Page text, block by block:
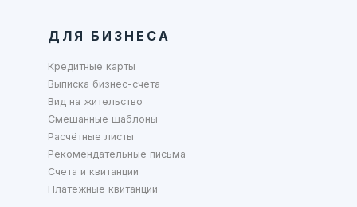
ДЛЯ БИЗНЕСА
Кредитные карты
Выписка бизнес-счета
Вид на жительство
Смешанные шаблоны
Расчётные листы
Рекомендательные письма
Счета и квитанции
Платёжные квитанции